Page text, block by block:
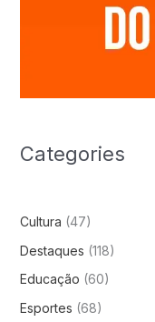
Categories
Cultura (47)
Destaques (118)
Educação (60)
Esportes (68)